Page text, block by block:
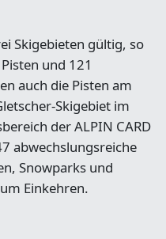
Skigebieten gültig, so
und 121
auch die Pisten am
Skigebiet im
der ALPIN CARD
abwechslungsreiche
Snowparks und
Einkehren.